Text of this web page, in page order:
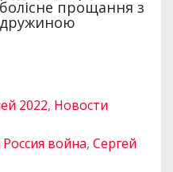
2022, Новости
война, Сергей